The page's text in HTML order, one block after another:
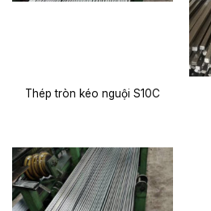
Thép tròn kéo nguội S10C